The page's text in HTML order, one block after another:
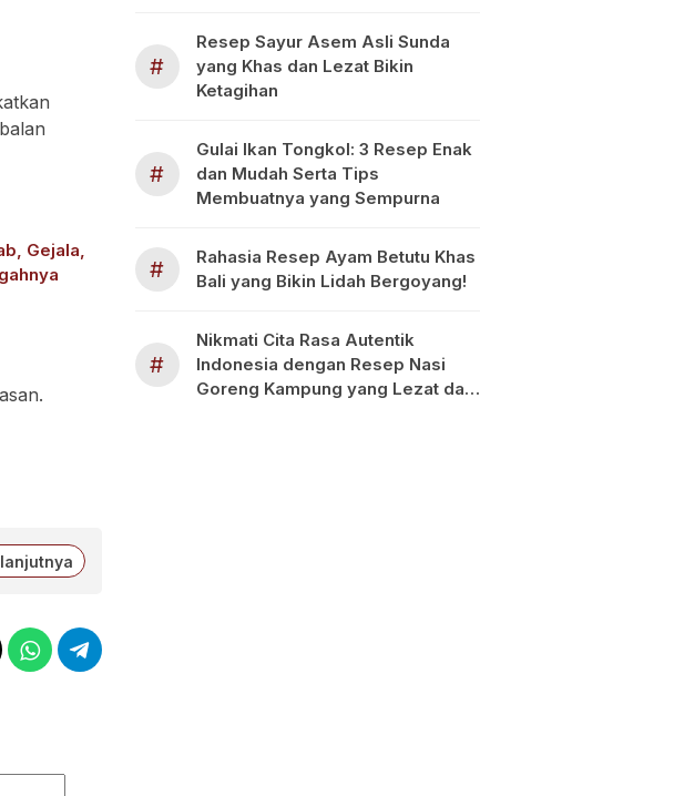
Gejala,
#
Resep Sayur Asem Asli Sunda
yang Khas dan Lezat Bikin
Ketagihan
#
Gulai Ikan Tongkol: 3 Resep Enak
dan Mudah Serta Tips
Membuatnya yang Sempurna
#
Rahasia Resep Ayam Betutu Khas
Bali yang Bikin Lidah Bergoyang!
#
Nikmati Cita Rasa Autentik
Indonesia dengan Resep Nasi
Goreng Kampung yang Lezat dan